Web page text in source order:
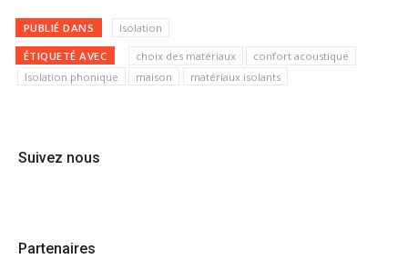
PUBLIÉ DANS Isolation
ÉTIQUETÉ AVEC choix des matériaux
confort acoustique
Isolation phonique
maison matériaux isolants
Suivez nous
Partenaires